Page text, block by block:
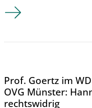
Zum Hochhausbrand
Prof. Goertz im
OVG Münster:
rechtswidrig